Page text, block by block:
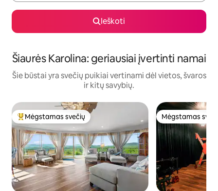
Ieškoti
Šiaurės Karolina: geriausiai įvertinti namai
Šie būstai yra svečių puikiai vertinami dėl vietos, švaros
ir kitų savybių.
Svečių mėgstamiausias
Mėgstamas svečių Mėgstamas
Mėgstamas